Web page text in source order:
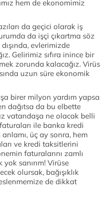
hem de ekonomimiz
da geçici olarak iş
da işçi çıkartma söz
evlerimizde
Gelirimiz sıfıra inince bir
zorunda kalacağız. Virüs
uzun süre ekonomik
birer milyon yardım yapsa
dağıtsa da bu elbette
vatandaşa ne olacak belli
ile banka kredi
üç ay sonra, hem
ve kredi taksitlerini
faturalarını zamlı
sanırım! Virüse
olursak, bağışıklık
de dikkat